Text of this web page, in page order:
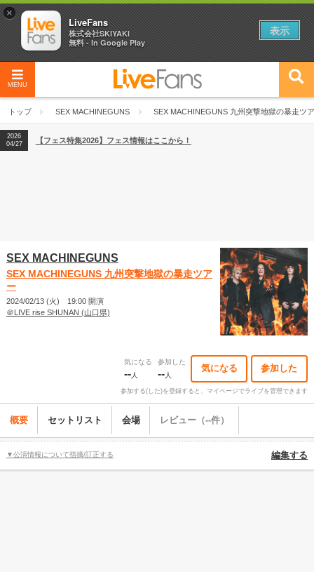
MENU
トップ SEX MACHINEGUNS SEX MACHINEGUNS 九州突撃地獄の暴走ツ
2026
04/27
2026
【ライブ動員ランキング】2026年上半期編発表！
2026
04/27
【フェス特集2026】フェス情報はここから！
SEX MACHINEGUNS
SEX MACHINEGUNS 九州突撃地獄の暴走ツア
ー
2024/02/13 (火) 19:00 開演
＠LIVE rise SHUNAN (山口県)
気になる
--人
参加した
--人
気になる 参加した
参加する(した)を登録すると、マイページでライブを管理できます
概要 セットリスト 会場 レビュー（--件）
▼公演情報について指摘/訂正する 編集する
×
LiveFans
株式会社SKIYAKI
無料 - In Google Play
表示